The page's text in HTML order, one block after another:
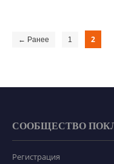
← Ранее 1 2
СООБЩЕСТВО
Регистрация